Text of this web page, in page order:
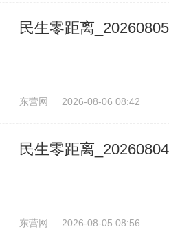
民生零距离_20260805
东营网 2026-08-06 08:42
民生零距离_20260804
东营网 2026-08-05 08:56